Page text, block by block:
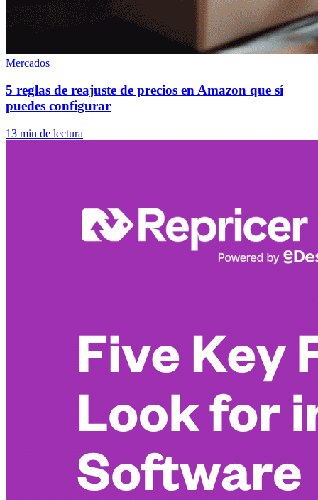
Mercados
5 reglas de reajuste de precios en Amazon que sí
puedes configurar
13 min de lectura